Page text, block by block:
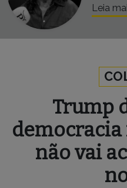
Leia
Trump
democracia
não vai